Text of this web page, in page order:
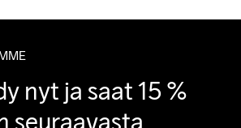
nyt ja saat 15 %
seuraavasta